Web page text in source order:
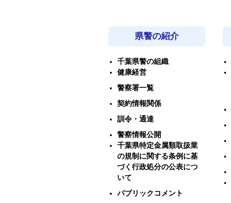
県警の紹介
千葉県警の組織
健康経営
警察署一覧
契約情報関係
訓令・通達
警察情報公開
千葉県特定金属類取扱業
の規制に関する条例に基
づく行政処分の公表につ
いて
パブリックコメント